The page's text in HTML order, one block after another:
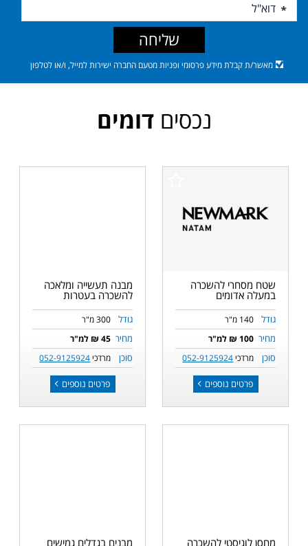
מאשר/ת קבלת מידע פרסומי ופניות מטעם החברה ישירות למייל, ו/או לטלפון
שליחה
נכסיםדומים
שטח מסחרי להשכרה
במעלה אדומים
גודל 140 מ"ר
מחיר 100 ₪ למ"ר
סוכן מרדכי052-9125924
פרטים נוספים
מבנה תעשייה ומלאכה
להשכרה בעטרות
גודל 300 מ"ר
מחיר 45 ₪ למ"ר
סוכן מרדכי052-9125924
פרטים נוספים
מחסן לוגיסטי להשכרה מבנים בגדלים גמישים